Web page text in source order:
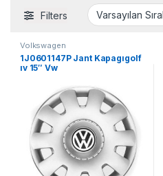
Filters
Volkswagen
1J0601147P Jant Kapagıgolf
ıv 15″ Vw